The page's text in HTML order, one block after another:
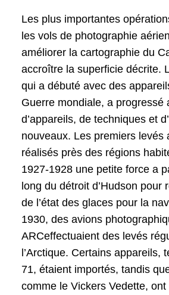
Les plus importantes
les vols de photographie
améliorer la cartographie du
accroître la superficie décrite.
qui a débuté avec des
Guerre mondiale, a progressé
d’appareils, de techniques et
nouveaux. Les premiers levés
réalisés près des régions
1927-1928 une petite force a
long du détroit d’Hudson pour
de l’état des glaces pour la
1930, des avions
ARCeffectuaient des levés
l’Arctique. Certains appareils,
71, étaient importés, tandis
comme le Vickers Vedette,